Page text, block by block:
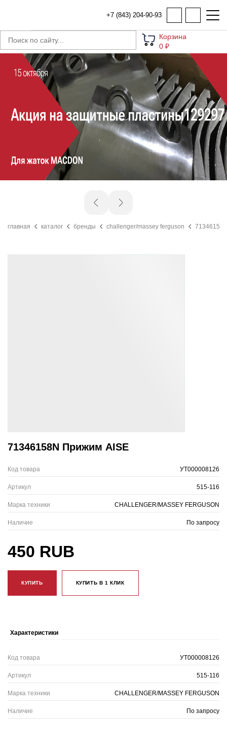
+7 (843) 204-90-93
Корзина
0 ₽
главная каталог бренды challenger/massey ferguson
71346158N Прижим AISE
Код товара УТ000008126
Артикул 515-116
Марка техники CHALLENGER/MASSEY FERGUSON
Наличие По запросу
450 RUB
КУПИТЬ КУПИТЬ В 1 КЛИК
Характеристики
Код товара УТ000008126
Артикул 515-116
Марка техники CHALLENGER/MASSEY FERGUSON
Наличие По запросу